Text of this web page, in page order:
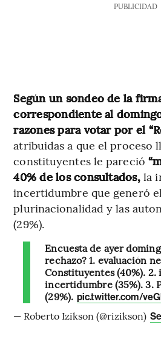
PUBLICIDAD
Según un sondeo de la
correspondiente al
razones para votar por el
atribuidas a que el proceso
constituyentes le pareció
40% de los consultados,la
incertidumbre que generó
plurinacionalidad y las
(29%).
Encuesta de ayer
rechazo? 1. evaluación
Constituyentes (40%). 2.
incertidumbre (35%). 3.
(29%). pic.twitter.com/
— Roberto Izikson (@rizikson)